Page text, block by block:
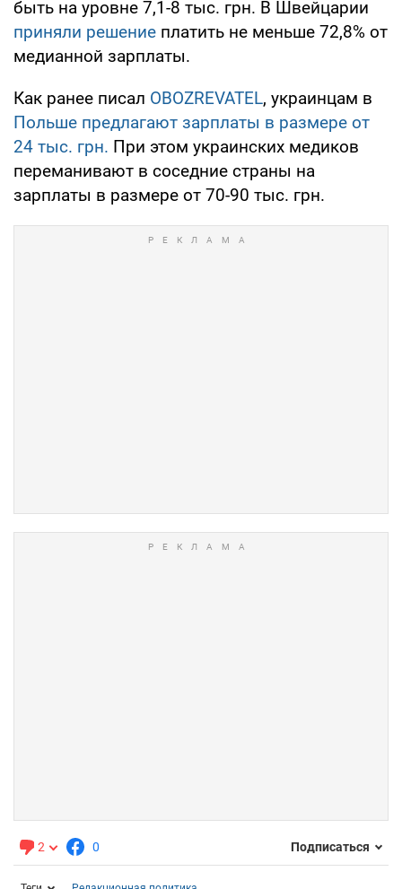
быть на уровне 7,1-8 тыс. грн. В Швейцарии
приняли решение платить не меньше 72,8% от
медианной зарплаты.
Как ранее писал OBOZREVATEL, украинцам в
Польше предлагают зарплаты в размере от
24 тыс. грн. При этом украинских медиков
переманивают в соседние страны на
зарплаты в размере от 70-90 тыс. грн.
2 0 Подписаться